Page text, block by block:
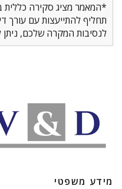
*המאמר מציג סקירה כללית
תחליף להתייעצות עם עורך
לנסיבות המקרה שלכם, ניתן
מידע משפטי